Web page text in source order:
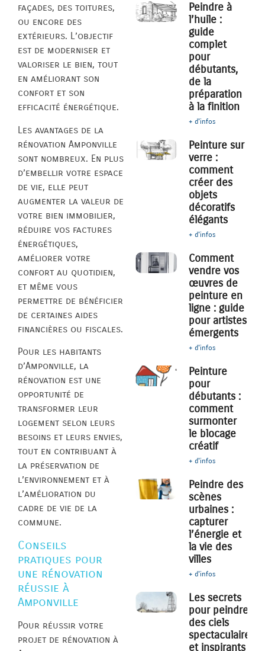
façades, des toitures,
ou encore des
extérieurs. L’objectif
est de moderniser et
valoriser le bien, tout
en améliorant son
confort et son
efficacité énergétique.
Les avantages de la
rénovation Amponville
sont nombreux. En plus
d’embellir votre espace
de vie, elle peut
augmenter la valeur de
votre bien immobilier,
réduire vos factures
énergétiques,
améliorer votre
confort au quotidien,
et même vous
permettre de bénéficier
de certaines aides
financières ou fiscales.
Pour les habitants
d’Amponville, la
rénovation est une
opportunité de
transformer leur
logement selon leurs
besoins et leurs envies,
tout en contribuant à
la préservation de
l’environnement et à
l’amélioration du
cadre de vie de la
commune.
Conseils
pratiques pour
une rénovation
réussie à
Amponville
Pour réussir votre
projet de rénovation à
Peindre à
l’huile :
guide
complet
pour
débutants,
de la
préparation
à la finition
+ d'infos
Peinture sur
verre :
comment
créer des
objets
décoratifs
élégants
+ d'infos
Comment
vendre vos
œuvres de
peinture en
ligne : guide
pour artistes
émergents
+ d'infos
Peinture
pour
débutants :
comment
surmonter
le blocage
créatif
+ d'infos
Peindre des
scènes
urbaines :
capturer
l’énergie et
la vie des
villes
+ d'infos
Les secrets
pour peindre
des ciels
spectaculaires
et inspirants